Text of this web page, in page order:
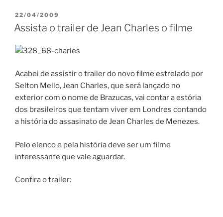
PUBLICADO
EM
22/04/2009
Assista o trailer de Jean Charles o filme
Acabei de assistir o trailer do novo filme estrelado por
Selton Mello, Jean Charles, que será lançado no
exterior com o nome de Brazucas, vai contar a estória
dos brasileiros que tentam viver em Londres contando
a história do assasinato de Jean Charles de Menezes.
Pelo elenco e pela história deve ser um filme
interessante que vale aguardar.
Confira o trailer: